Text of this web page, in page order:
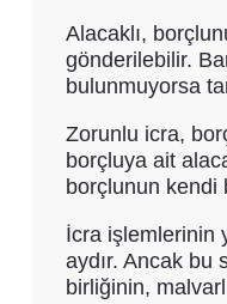
Alacaklı,
gönderilebilir.
bulunmuyorsa
Zorunlu icra,
borçluya ait
borçlunun kendi
İcra işlemlerinin
aydır. Ancak bu
birliğinin,